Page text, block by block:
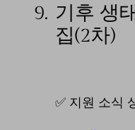
9. 기후 생
집(2차)
✅ 지원 소식